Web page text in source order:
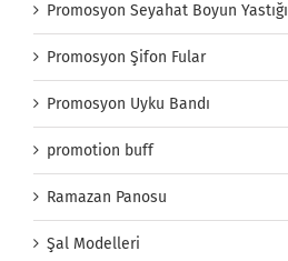
Promosyon Seyahat Boyun Yastığı
Promosyon Şifon Fular
Promosyon Uyku Bandı
promotion buff
Ramazan Panosu
Şal Modelleri